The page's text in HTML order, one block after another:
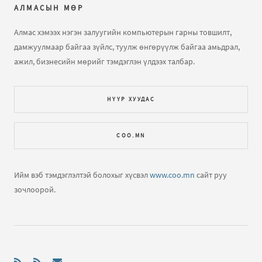
энэ нийтлэл уншлаа...
Компьютер, програмчлалын үндэс сургалт
Кирилл - Монгол бичгийн хөрвүүлэгч
Удахгүй эхэлнэ гэж явсаар хэдэн ч жил өнгөрчихөв
дөө Алмас мээнь! Өөртөө сануулав.
Enkhtuya Otgontsetse (зочин):
их олон улсаар аялаагүй ээ. Дээр бичсэн хоолны
АЛМАСЫН МӨР
Алмас хэмээх нэгэн залуугийн компьютерын гарны товшилт,
дамжуулмаар байгаа зүйлс, туулж өнгөрүүлж байгаа амьдрал,
ажил, бизнесийн мөрийг тэмдэглэн үлдээх талбар.
НҮҮР ХУУДАС
COO.MN
Ийм вэб тэмдэглэлтэй болохыг хүсвэлwww.coo.mn сайт руу
зочлоорой.